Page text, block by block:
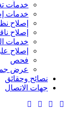
خدمات
خدمات
إصلاح
إصلاح
خدمات
إصلاح
فحص
عرض
نصائح وحقائق
جهات الاتصال